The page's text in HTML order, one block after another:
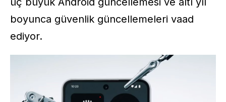
boyunca güvenlik güncellemeleri vaad
ediyor.